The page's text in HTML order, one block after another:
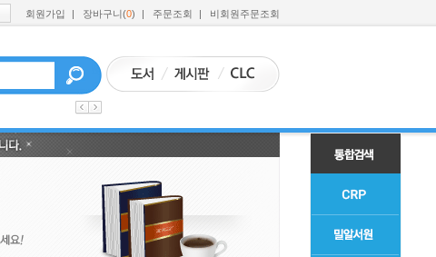
회원가입 | 장바구니(0) | 주문조회 | 비회원주문조회